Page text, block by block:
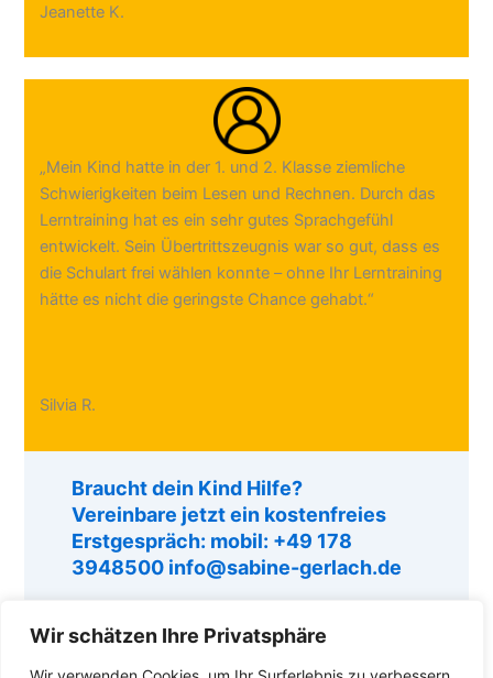
Wir schätzen Ihre Privatsphäre
Jeanette K.
„Mein Kind hatte in der 1. und 2. Klasse ziemliche
Schwierigkeiten beim Lesen und Rechnen. Durch das
Lerntraining hat es ein sehr gutes Sprachgefühl
entwickelt. Sein Übertrittszeugnis war so gut, dass es
die Schulart frei wählen konnte – ohne Ihr Lerntraining
hätte es nicht die geringste Chance gehabt.“
Silvia R.
Braucht dein Kind Hilfe?
Vereinbare jetzt ein kostenfreies
Erstgespräch: mobil: +49 178
3948500 info@sabine-gerlach.de